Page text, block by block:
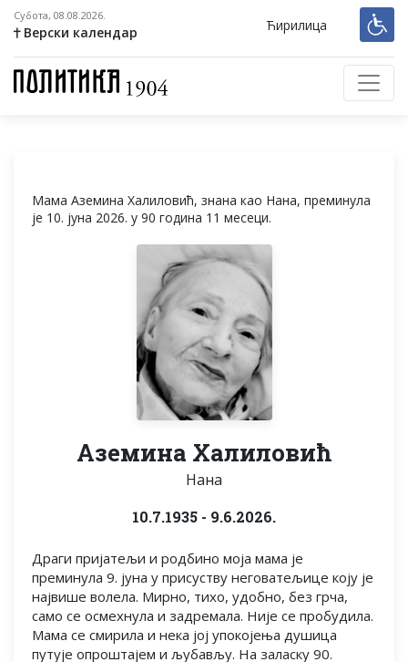
Субота, 08.08.2026.
Верски календар Ћирилица
Мама Аземина Халиловић, знана као Нана, преминула
је 10. јуна 2026. у 90 година 11 месеци.
Аземина Халиловић
Нана
10.7.1935 - 9.6.2026.
Драги пријатељи и родбино моја мама је
преминула 9. јуна у присуству неговатељице коју је
највише волела. Мирно, тихо, удобно, без грча,
само се осмехнула и задремала. Није се пробудила.
Мама се смирила и нека јој упокојења душица
путује опроштајем и љубављу. На заласку 90.